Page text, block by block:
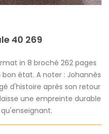
40 269
in 8 broché 262 pages
état. A noter : Johannès
d'histoire après son retour
une empreinte durable